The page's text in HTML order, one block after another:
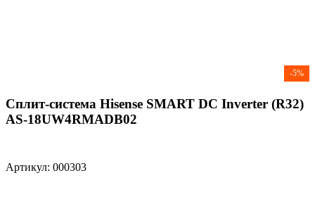
-5%
Сплит-система Hisense SMART DC Inverter (R32)
AS-18UW4RMADB02
Артикул: 000303